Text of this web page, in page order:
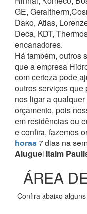
GE,
Dako, Atlas,
Deca, KDT,
encanadores.
Há também, outros
que a empresa
com certeza pode
outros serviços que
nos ligar a
orçamento, pois
em residências ou
e confira, fazemos
horas7 dias na
Aluguel Itaim
ÁREA
Confira abaixo